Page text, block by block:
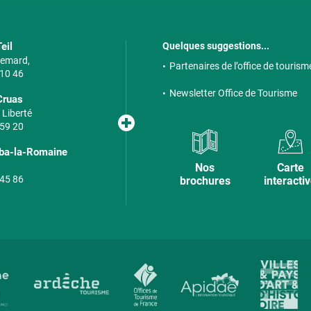
46
Liberté
20
la-Romaine
86
Quelques suggestions...
Partenaires de l’office de
Newsletter Office de Tourisme
Nos
brochures
Carte